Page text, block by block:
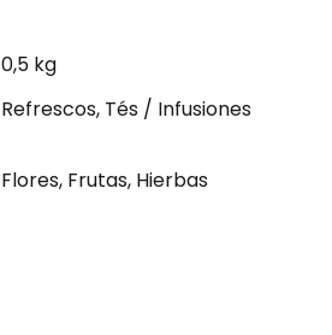
0,5 kg
Refrescos, Tés / Infusiones
Flores, Frutas, Hierbas